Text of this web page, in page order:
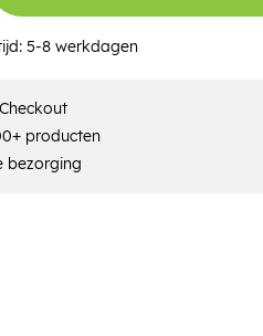
5-8 werkdagen
producten
bezorging